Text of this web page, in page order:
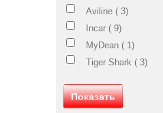
Aviline ( 3)
Incar ( 9)
MyDean ( 1)
Tiger Shark ( 3)